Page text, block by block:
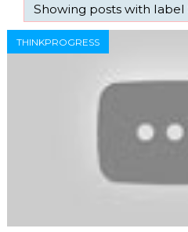
Showing posts with label
THINKPROGRESS